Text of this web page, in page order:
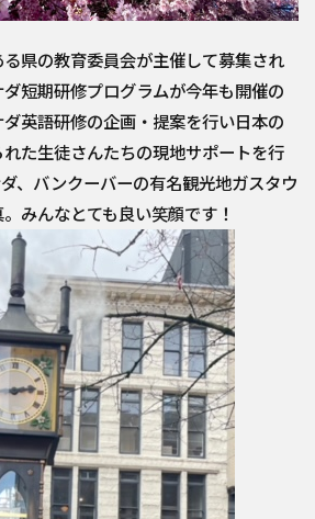
県の教育委員会が主催して募集され
短期研修プログラムが今年も開催の
英語研修の企画・提案を行い日本の
た生徒さんたちの現地サポートを行
、バンクーバーの有名観光地ガスタウ
みんなとても良い笑顔です！